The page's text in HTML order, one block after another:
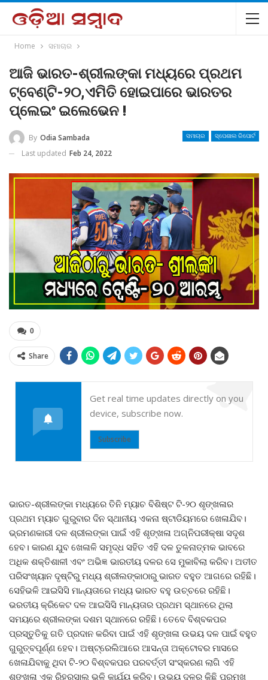
Home ସମାଚାର
ଆଜି ଭାରତ-ଶ୍ରୀଲଙ୍କା ମଧ୍ୟରେ ପ୍ରଥମ
ଟ୍ବେଣ୍ଟି-୨୦,ଏମିତି ହୋଇପାରେ ଭାରତର
ପ୍ଲେଇଂ ଇଲେଭେନ !
ସମାଚାର ସ୍ପେଶାଲ ରିପୋର୍ଟ
By Odia Sambada
Last updated Feb 24, 2022
0
Share
Get real time updates directly on you
device, subscribe now.
Subscribe
ଭାରତ-ଶ୍ରୀଲଙ୍କା ମଧ୍ୟରେ ତିନି ମ୍ୟାଚ ବିଶିଷ୍ଟ ଟି-୨୦ ଶୃଙ୍ଖଳାର
ପ୍ରଥମ ମ୍ୟାଚ ଗୁରୁବାର ଦିନ ସ୍ଥାନୀୟ ଏକନା ଷ୍ଟାଡିୟମରେ ଖେଳାଯିବ।
ଭ୍ରମଣକାରୀ ଦଳ ଶ୍ରୀଲଙ୍କା ପାଇଁ ଏହି ଶୃଙ୍ଖଳା ଅଗ୍ନିପରୀକ୍ଷା ସଦୃଶ
ହେବ। କାରଣ ଯୁବ ଖେଳାଳି ସମୃଦ୍ଧ ସହିତ ଏହି ଦଳ ‌ତୁଳନାତ୍ମକ ଭାବରେ
ଅଧିକ ଶକ୍ତିଶାଳୀ ଏବଂ ଅଭିଜ୍ଞ ଭାରତୀୟ ଦଳର ସେ ମୁକାବିଲା କରିବ। ଅତୀତ
ପରିସଂଖ୍ୟାନ ଦୃଷ୍ଟିରୁ ମଧ୍ୟ ଶ୍ରୀଲଙ୍କାଠାରୁ ଭାରତ ବହୁତ ଆଗରେ ରହିଛି।
ସେହିଭଳି ଆଇସିସି ମାନ୍ୟତାରେ ମଧ୍ୟ ଭାରତ ବହୁ ଉଚ୍ଚରେ ରହିଛି।
ଭରତୀୟ କ୍ରିକେଟ ଦଳ ଆଇସିସି ମାନ୍ୟତାର ପ୍ରଥମ ସ୍ଥାନରେ ଥିଲା
ସମୟରେ ଶ୍ରୀଲଙ୍କା ଦଶମ ସ୍ଥାନ‌ରେ ରହିଛି। ତେବେ ବିଶ୍ବକପର
ପ୍ରସ୍ତୁତିକୁ ଗତି ପ୍ରଦାନ କରିବା ପାଇଁ ଏହି ଶୃଙ୍ଖଳା ଉଭୟ ଦଳ ପାଇଁ ବହୁତ
ଗୁରୁତ୍ବପୂର୍ଣ୍ଣ ହେବ। ଅଷ୍ଟ୍ରେଲିଆରେ ଆସନ୍ତା ଅକ୍ଟୋବର ମାସରେ
ଖେଳାଯିବାକୁ ଥିବା ଟି-୨୦ ବିଶ୍ବକପର ପରବର୍ତ୍ତୀ ସଂସ୍କରଣ ଲାଗି ଏହି
ଶୃଙ୍ଖଳା ଏକ ରିହରସାଲ ଭଳି କାର୍ଯ୍ୟ କରିବ। ଉଭୟ ଦଳର କିଛି ପ୍ରମୁଖ